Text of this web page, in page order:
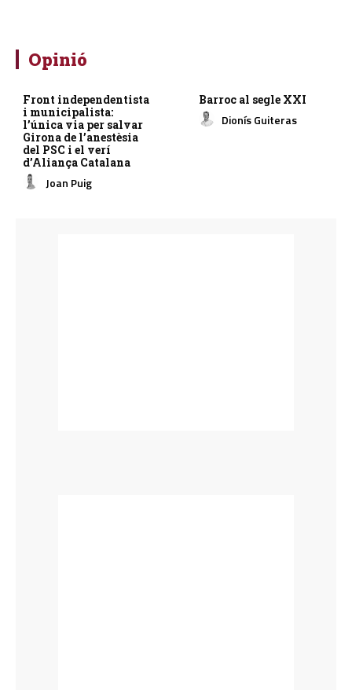
Opinió
Front independentista
i municipalista:
l’única via per salvar
Girona de l’anestèsia
del PSC i el verí
d’Aliança Catalana
Joan Puig
Barroc al segle XXI
Dionís Guiteras